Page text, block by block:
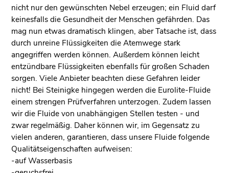
nicht nur den gewünschten Nebel erzeugen; ein Fluid darf
keinesfalls die Gesundheit der Menschen gefährden. Das
mag nun etwas dramatisch klingen, aber Tatsache ist, dass
durch unreine Flüssigkeiten die Atemwege stark
angegriffen werden können. Außerdem können leicht
entzündbare Flüssigkeiten ebenfalls für großen Schaden
sorgen. Viele Anbieter beachten diese Gefahren leider
nicht! Bei Steinigke hingegen werden die Eurolite-Fluide
einem strengen Prüfverfahren unterzogen. Zudem lassen
wir die Fluide von unabhängigen Stellen testen - und
zwar regelmäßig. Daher können wir, im Gegensatz zu
vielen anderen, garantieren, dass unsere Fluide folgende
Qualitätseigenschaften aufweisen:
-auf Wasserbasis